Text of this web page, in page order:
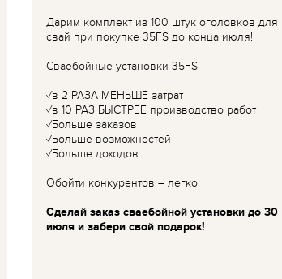
Дарим комплект из 100 штук оголовков для
свай при покупке 35FS до конца июля!
Сваебойные установки 35FS
✓в 2 РАЗА МЕНЬШЕ затрат
✓в 10 РАЗ БЫСТРЕЕ производство работ
✓Больше заказов
✓Больше возможностей
✓Больше доходов
Обойти конкурентов – легко!
Сделай заказ сваебойной установки до 30
июля и забери свой подарок!